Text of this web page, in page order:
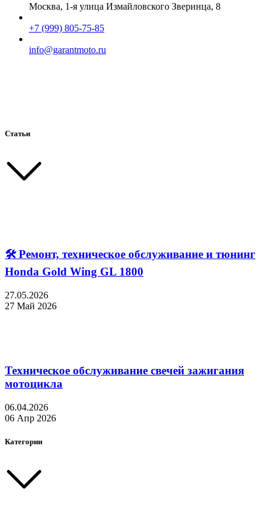
Москва, 1-я улица Измайловского Зверинца, 8
+7 (999) 805-75-85
info@garantmoto.ru
Статьи
🛠 Ремонт, техническое обслуживание и тюнинг
Honda Gold Wing GL 1800
27.05.2026
27 Май 2026
Техническое обслуживание свечей зажигания
мотоцикла
06.04.2026
06 Апр 2026
Категории